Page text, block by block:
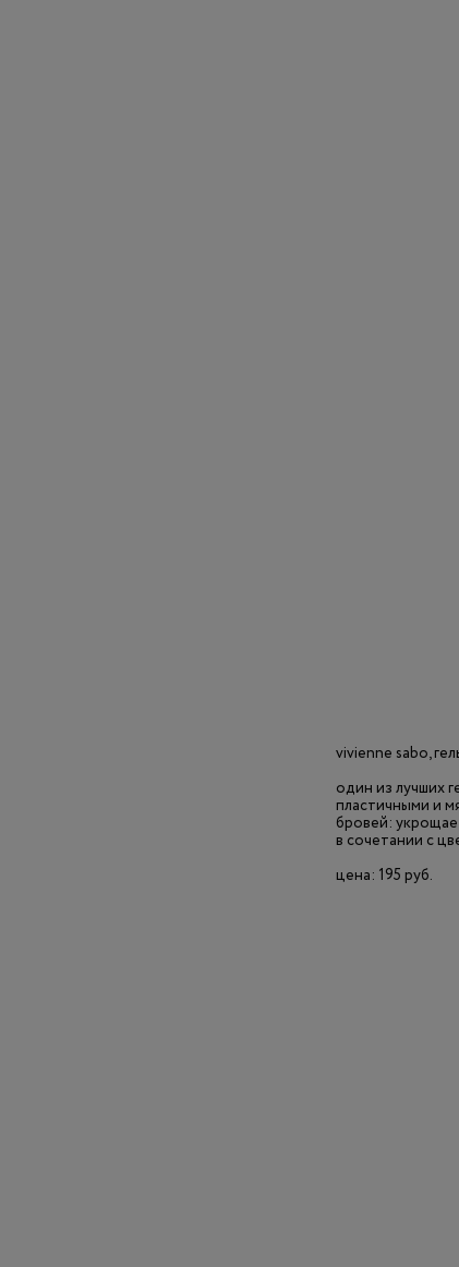
vivienne sabo,
один из лучших
пластичными и
бровей:
в сочетании с
цена: 195 руб.